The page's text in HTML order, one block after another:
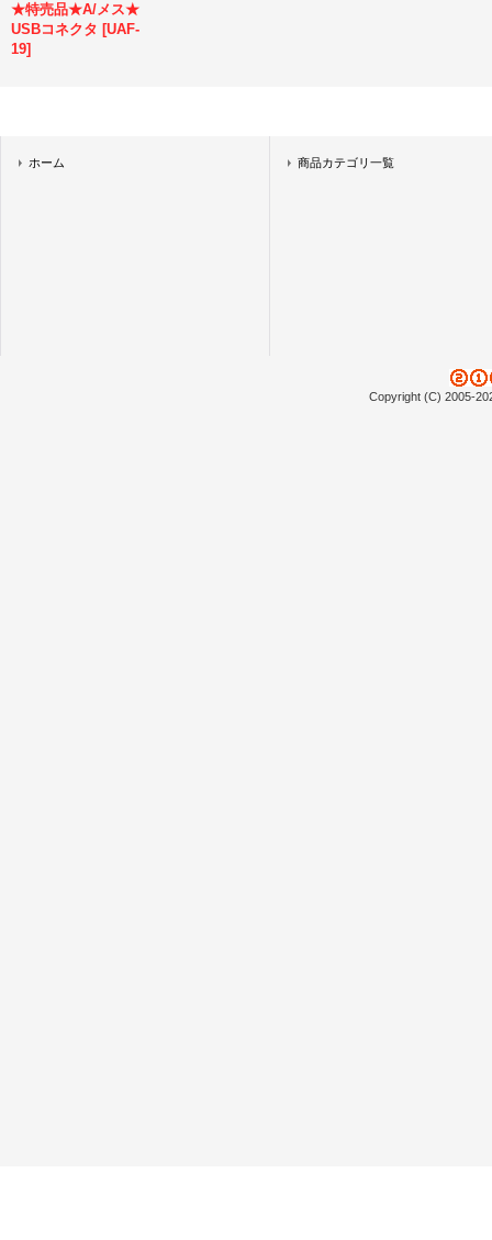
★特売品★A/メス★
USBコネクタ [UAF-
19]
ホーム 商品カテゴリ一覧
Copyright (C) 2005-